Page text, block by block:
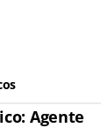
Agente